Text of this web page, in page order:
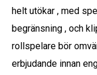
helt utökar , med
begränsning , och
rollspelare bör
erbjudande innan